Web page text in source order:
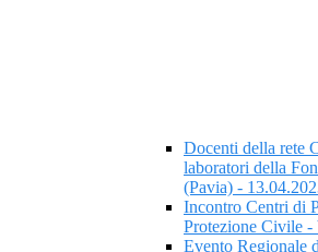
Docenti della rete
laboratori della
(Pavia) -
Incontro Centri di
Protezione Civile -
Evento Regionale